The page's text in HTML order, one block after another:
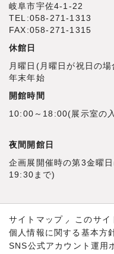
岐阜市宇佐4‐1‐22
TEL:058-271-1313
FAX:058-271-1315
休館日
月曜日(月曜日が祝日の
年末年始
開館時間
10:00～18:00(展示室の
夜間開館日
企画展開催時の第3金曜
19:30まで)
サイトマップ
このサイ
個人情報に関する基本方
SNS公式アカウント運用